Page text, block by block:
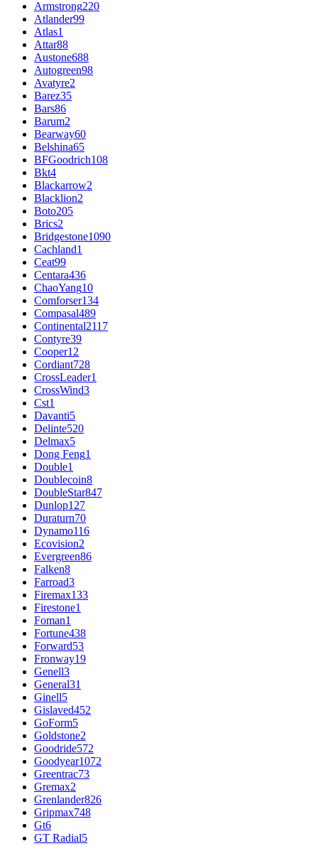
Armstrong220
Atlander99
Atlas1
Attar88
Austone688
Autogreen98
Avatyre2
Barez35
Bars86
Barum2
Bearway60
Belshina65
BFGoodrich108
Bkt4
Blackarrow2
Blacklion2
Boto205
Brics2
Bridgestone1090
Cachland1
Ceat99
Centara436
ChaoYang10
Comforser134
Compasal489
Continental2117
Contyre39
Cooper12
Cordiant728
CrossLeader1
CrossWind3
Cst1
Davanti5
Delinte520
Delmax5
Dong Feng1
Double1
Doublecoin8
DoubleStar847
Dunlop127
Duraturn70
Dynamo116
Ecovision2
Evergreen86
Falken8
Farroad3
Firemax133
Firestone1
Foman1
Fortune438
Forward53
Fronway19
Genell3
General31
Ginell5
Gislaved452
GoForm5
Goldstone2
Goodride572
Goodyear1072
Greentrac73
Gremax2
Grenlander826
Gripmax748
Gt6
GT Radial5